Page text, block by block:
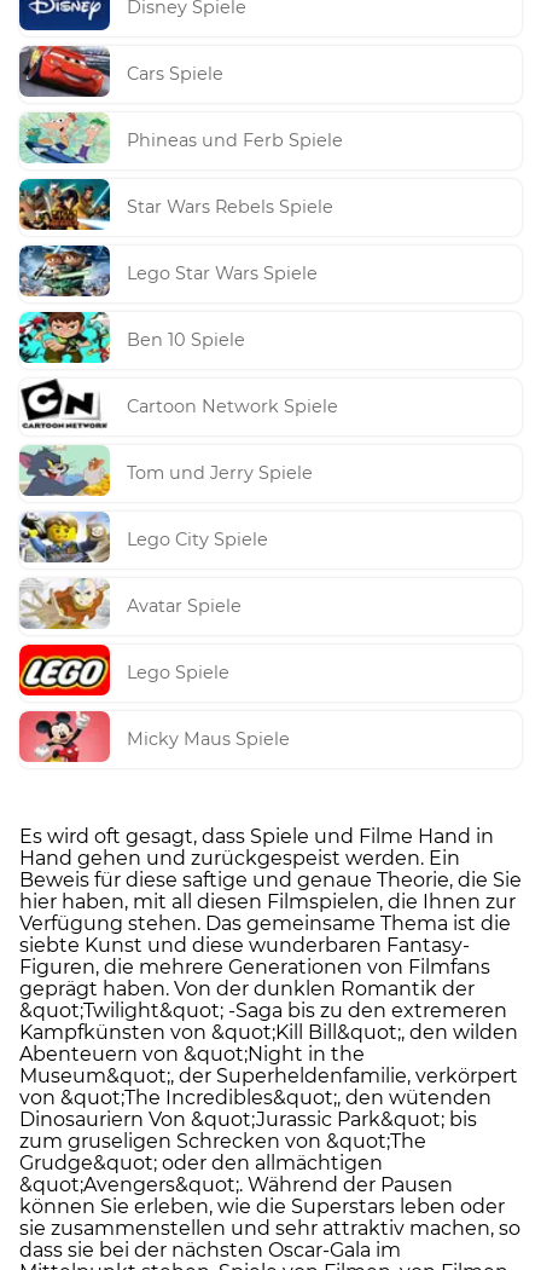
Disney Spiele
Cars Spiele
Phineas und Ferb Spiele
Star Wars Rebels Spiele
Lego Star Wars Spiele
Ben 10 Spiele
Cartoon Network Spiele
Tom und Jerry Spiele
Lego City Spiele
Avatar Spiele
Lego Spiele
Micky Maus Spiele
Es wird oft gesagt, dass Spiele und Filme Hand in
Hand gehen und zurückgespeist werden. Ein
Beweis für diese saftige und genaue Theorie, die Sie
hier haben, mit all diesen Filmspielen, die Ihnen zur
Verfügung stehen. Das gemeinsame Thema ist die
siebte Kunst und diese wunderbaren Fantasy-
Figuren, die mehrere Generationen von Filmfans
geprägt haben. Von der dunklen Romantik der
&quot;Twilight&quot; -Saga bis zu den extremeren
Kampfkünsten von &quot;Kill Bill&quot;, den wilden
Abenteuern von &quot;Night in the
Museum&quot;, der Superheldenfamilie, verkörpert
von &quot;The Incredibles&quot;, den wütenden
Dinosauriern Von &quot;Jurassic Park&quot; bis
zum gruseligen Schrecken von &quot;The
Grudge&quot; oder den allmächtigen
&quot;Avengers&quot;. Während der Pausen
können Sie erleben, wie die Superstars leben oder
sie zusammenstellen und sehr attraktiv machen, so
dass sie bei der nächsten Oscar-Gala im